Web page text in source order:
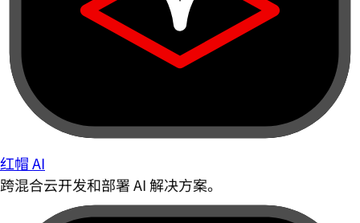
红帽 AI
跨混合云开发和部署 AI 解决方案。